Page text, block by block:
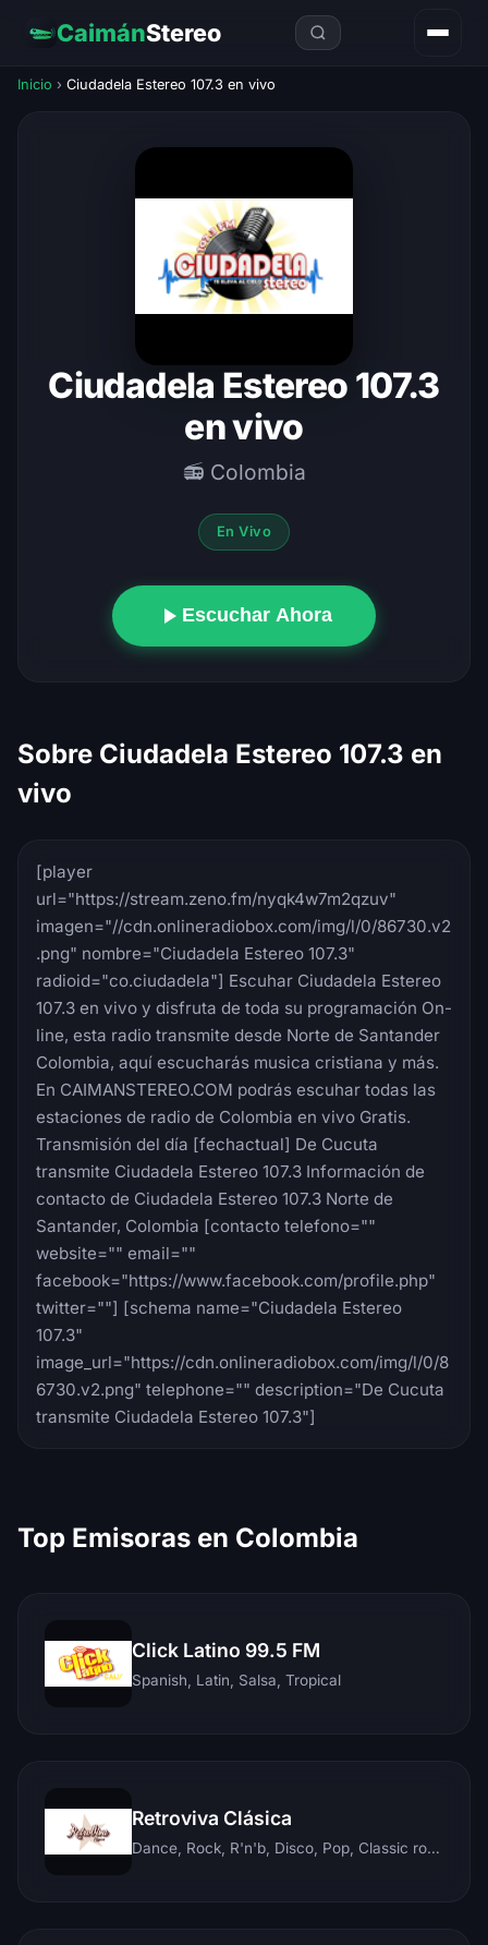
CaimánStereo
Inicio › Ciudadela Estereo 107.3 en vivo
Ciudadela Estereo 107.3
en vivo
📻 Colombia
En Vivo
Escuchar Ahora
Sobre Ciudadela Estereo 107.3 en
vivo
[player
url="https://stream.zeno.fm/nyqk4w7m2qzuv"
imagen="//cdn.onlineradiobox.com/img/l/0/86730.v2
.png" nombre="Ciudadela Estereo 107.3"
radioid="co.ciudadela"] Escuhar Ciudadela Estereo
107.3 en vivo y disfruta de toda su programación On-
line, esta radio transmite desde Norte de Santander
Colombia, aquí escucharás musica cristiana y más.
En CAIMANSTEREO.COM podrás escuhar todas las
estaciones de radio de Colombia en vivo Gratis.
Transmisión del día [fechactual] De Cucuta
transmite Ciudadela Estereo 107.3 Información de
contacto de Ciudadela Estereo 107.3 Norte de
Santander, Colombia [contacto telefono=""
website="" email=""
facebook="https://www.facebook.com/profile.php"
twitter=""] [schema name="Ciudadela Estereo
107.3"
image_url="https://cdn.onlineradiobox.com/img/l/0/8
6730.v2.png" telephone="" description="De Cucuta
transmite Ciudadela Estereo 107.3"]
Top Emisoras en Colombia
Click Latino 99.5 FM
Spanish, Latin, Salsa, Tropical
Retroviva Clásica
Dance, Rock, R'n'b, Disco, Pop, Classic rock, Techno, Reggae